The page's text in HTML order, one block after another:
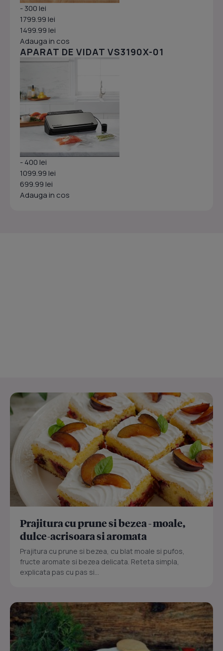
- 300 lei
1799.99 lei
1499.99 lei
Adauga in cos
APARAT DE VIDAT VS3190X-01
- 400 lei
1099.99 lei
699.99 lei
Adauga in cos
Prajitura cu prune si bezea - moale,
dulce-acrisoara si aromata
Prajitura cu prune si bezea, cu blat moale si pufos,
fructe aromate si bezea delicata. Reteta simpla,
explicata pas cu pas si...